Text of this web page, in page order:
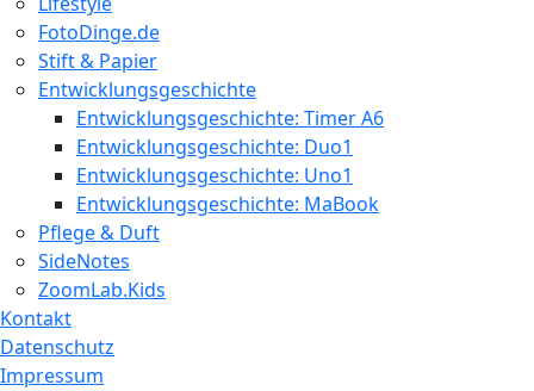
FotoDinge.de
Stift & Papier
Entwicklungsgeschichte
Entwicklungsgeschichte: Timer A6
Entwicklungsgeschichte: Duo1
Entwicklungsgeschichte: Uno1
Entwicklungsgeschichte: MaBook
Pflege & Duft
SideNotes
ZoomLab.Kids
Kontakt
Datenschutz
Impressum